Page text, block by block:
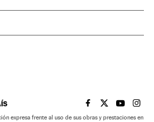
EL PAÍS BRASIL EN
EL PAÍSEL PAÍS
EL
expresa frente al uso de sus obras y prestaciones en